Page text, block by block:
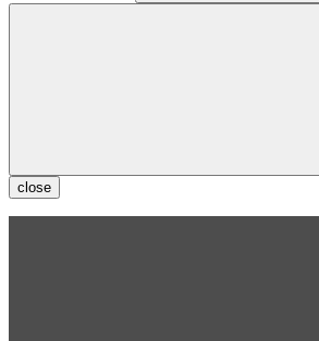
close